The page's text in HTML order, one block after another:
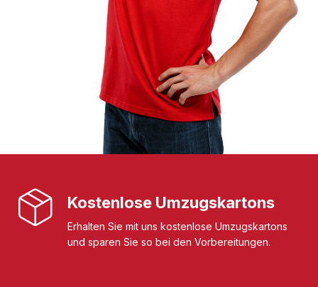
Kostenlose Umzugskartons
Erhalten Sie mit uns kostenlose Umzugskartons
und sparen Sie so bei den Vorbereitungen.